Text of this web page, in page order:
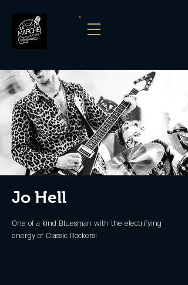
Jo Hell
One of a kind Bluesman with the electrifying
energy of Classic Rockers!